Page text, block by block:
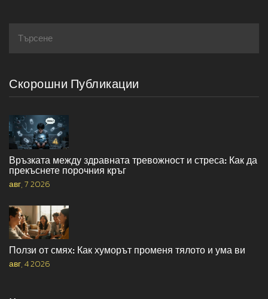
Скорошни Публикации
Връзката между здравната тревожност и стреса: Как да
прекъснете порочния кръг
авг, 7 2026
Ползи от смях: Как хуморът променя тялото и ума ви
авг, 4 2026